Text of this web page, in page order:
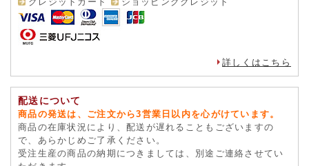
詳しくはこちら
配送について
商品の発送は、ご注文から3営業日以内を心がけています。
商品の在庫状況により、配送が遅れることもございますの
で、あらかじめご了承ください。
受注生産の商品の納期につきましては、別途ご連絡させてい